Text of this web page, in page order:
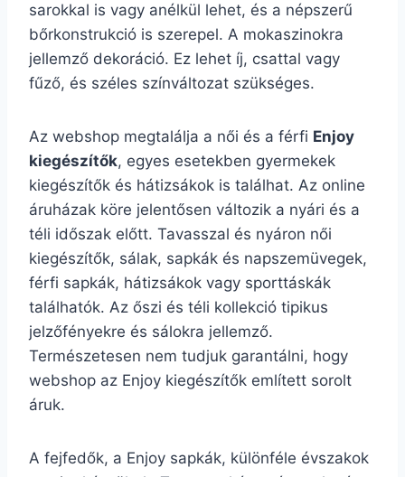
sarokkal is vagy anélkül lehet, és a népszerű
bőrkonstrukció is szerepel. A mokaszinokra
jellemző dekoráció. Ez lehet íj, csattal vagy
fűző, és széles színváltozat szükséges.
Az webshop megtalálja a női és a férfi Enjoy
kiegészítők, egyes esetekben gyermekek
kiegészítők és hátizsákok is találhat. Az online
áruházak köre jelentősen változik a nyári és a
téli időszak előtt. Tavasszal és nyáron női
kiegészítők, sálak, sapkák és napszemüvegek,
férfi sapkák, hátizsákok vagy sporttáskák
találhatók. Az őszi és téli kollekció tipikus
jelzőfényekre és sálokra jellemző.
Természetesen nem tudjuk garantálni, hogy
webshop az Enjoy kiegészítők említett sorolt
áruk.
A fejfedők, a Enjoy sapkák, különféle évszakok